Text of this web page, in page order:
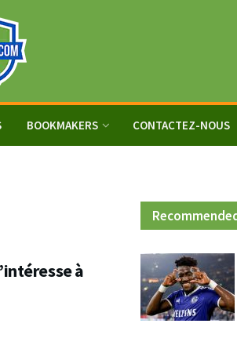
BOOKMAKERS CONTACTEZ-NOUS
à